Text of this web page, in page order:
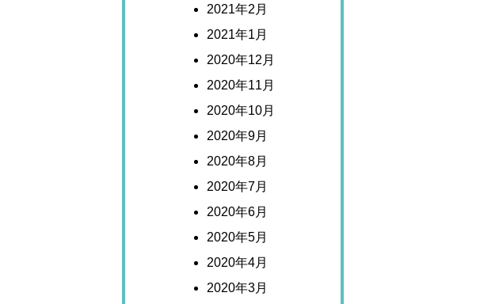
2021年2月
2021年1月
2020年12月
2020年11月
2020年10月
2020年9月
2020年8月
2020年7月
2020年6月
2020年5月
2020年4月
2020年3月